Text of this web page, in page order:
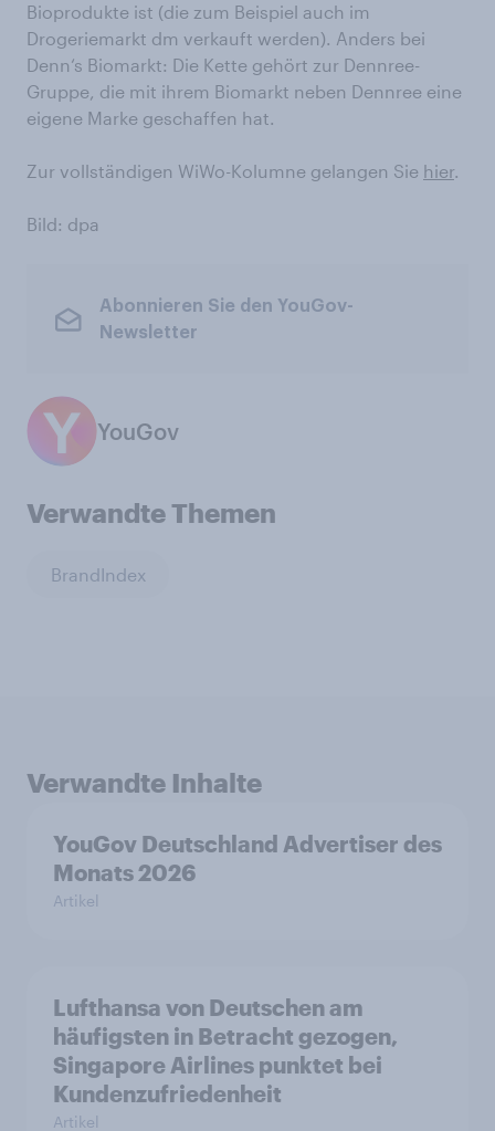
Bioprodukte ist (die zum Beispiel auch im
Drogeriemarkt dm verkauft werden). Anders bei
Denn‘s Biomarkt: Die Kette gehört zur Dennree-
Gruppe, die mit ihrem Biomarkt neben Dennree eine
eigene Marke geschaffen hat.
Zur vollständigen WiWo-Kolumne gelangen Sie hier.
Bild: dpa
Abonnieren Sie den YouGov-
Newsletter
YouGov
Verwandte Themen
BrandIndex
Verwandte Inhalte
YouGov Deutschland Advertiser des
Monats 2026
Artikel
Lufthansa von Deutschen am
häufigsten in Betracht gezogen,
Singapore Airlines punktet bei
Kundenzufriedenheit
Artikel